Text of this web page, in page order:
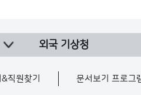
외국 기상청
직원찾기 문서보기 프로그